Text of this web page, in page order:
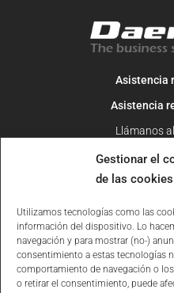
Gestionar el
de las cookies
Utilizamos tecnologías como las
información del dispositivo. Lo
navegación y para mostrar (no-)
consentimiento a estas tecnologías
comportamiento de navegación o
o retirar el consentimiento, puede
Asistencia
Asistencia
Llámanos al